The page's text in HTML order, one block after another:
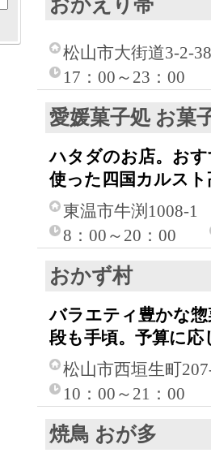
おかえり帯
松山市大街道3-2-38
17：00～23：00
愛媛菓子処 お菓
ハタダのお店。お
使った四国カルス
東温市牛渕1008-1
8：00～20：00
おかず村
バラエティ豊かな
段も手頃。予算に
松山市西垣生町
10：00～21：00
焼鳥 おが多